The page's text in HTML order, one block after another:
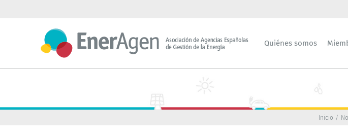
Quiénes somos
Inicio